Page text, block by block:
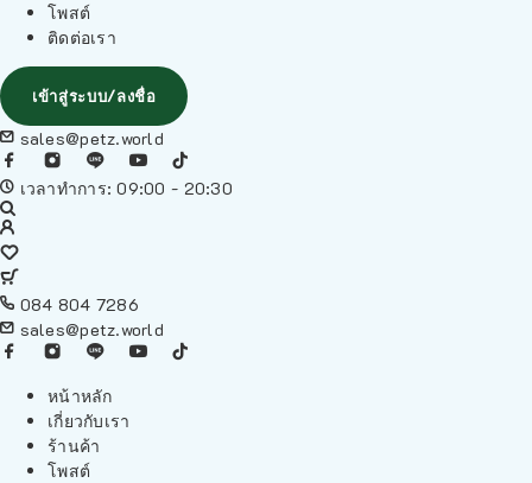
โพสต์
ติดต่อเรา
เข้าสู่ระบบ/ลงชื่อ
sales@petz.world
เวลาทำการ: 09:00 - 20:30
084 804 7286
sales@petz.world
หน้าหลัก
เกี่ยวกับเรา
ร้านค้า
โพสต์